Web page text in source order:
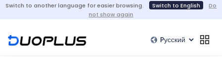
Switch to another language for easier browsing. Switch to English
Do
not show again